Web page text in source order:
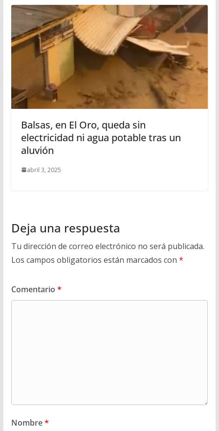
Balsas, en El Oro, queda sin
electricidad ni agua potable tras un
aluvión
abril 3, 2025
Deja una respuesta
Tu dirección de correo electrónico no será publicada.
Los campos obligatorios están marcados con *
Comentario *
Nombre*